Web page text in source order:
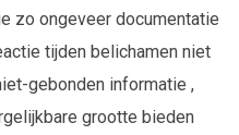
zo ongeveer documentatie
tijden belichamen niet
gebonden informatie ,
grootte bieden